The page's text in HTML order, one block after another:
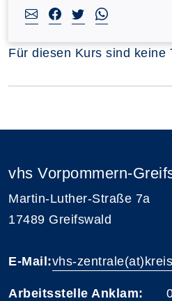
Für diesen Kurs sind keine
vhs Vorpommern-
Martin-Luther-Straße 7a
17489 Greifswald
E-Mail:vhs-
Arbeitsstelle Anklam: